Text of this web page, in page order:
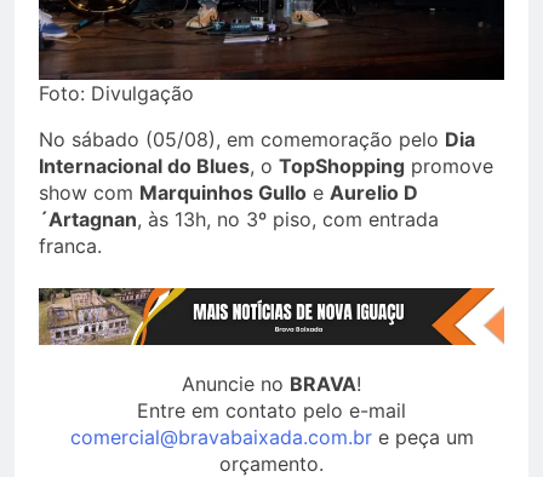
Foto: Divulgação
No sábado (05/08), em comemoração pelo Dia
Internacional do Blues, o TopShopping promove
show com Marquinhos Gullo e Aurelio D
´Artagnan, às 13h, no 3º piso, com entrada
franca.
Anuncie no BRAVA!
Entre em contato pelo e-mail
comercial@bravabaixada.com.bre peça um
orçamento.